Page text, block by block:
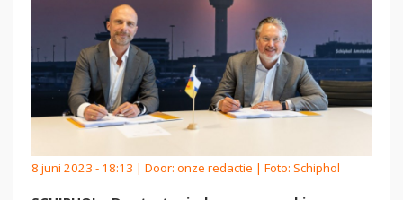
8 juni 2023 - 18:13 | Door: onze redactie | Foto: Schiphol